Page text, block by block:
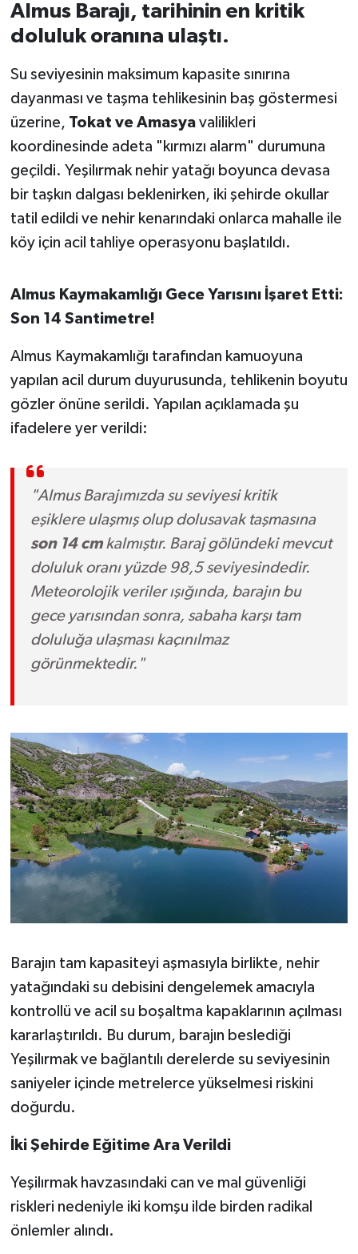
Almus Barajı, tarihinin en kritik
doluluk oranına ulaştı.
Su seviyesinin maksimum kapasite sınırına
dayanması ve taşma tehlikesinin baş göstermesi
üzerine, Tokat ve Amasyavalilikleri
koordinesinde adeta "kırmızı alarm" durumuna
geçildi. Yeşilırmak nehir yatağı boyunca devasa
bir taşkın dalgası beklenirken, iki şehirde okullar
tatil edildi ve nehir kenarındaki onlarca mahalle ile
köy için acil tahliye operasyonu başlatıldı.
Almus Kaymakamlığı Gece Yarısını İşaret Etti:
Son 14 Santimetre!
Almus Kaymakamlığı tarafından kamuoyuna
yapılan acil durum duyurusunda, tehlikenin boyutu
gözler önüne serildi. Yapılan açıklamada şu
ifadelere yer verildi:
"Almus Barajımızda su seviyesi kritik
eşiklere ulaşmış olup dolusavak taşmasına
son 14 cmkalmıştır. Baraj gölündeki mevcut
doluluk oranı yüzde 98,5 seviyesindedir.
Meteorolojik veriler ışığında, barajın bu
gece yarısından sonra, sabaha karşı tam
doluluğa ulaşması kaçınılmaz
görünmektedir."
Barajın tam kapasiteyi aşmasıyla birlikte, nehir
yatağındaki su debisini dengelemek amacıyla
kontrollü ve acil su boşaltma kapaklarının açılması
kararlaştırıldı. Bu durum, barajın beslediği
Yeşilırmak ve bağlantılı derelerde su seviyesinin
saniyeler içinde metrelerce yükselmesi riskini
doğurdu.
İki Şehirde Eğitime Ara Verildi
Yeşilırmak havzasındaki can ve mal güvenliği
riskleri nedeniyle iki komşu ilde birden radikal
önlemler alındı.
MAGAZİN
Manyas
OLAY
Resmi İlanlar
Savaştepe
SİYASET
Sındırgı
SPOR
Susurluk
TARİHTE BUGÜN
TEKNOLOJİ
Trend
VİZYONDAKİLER
YAŞAM